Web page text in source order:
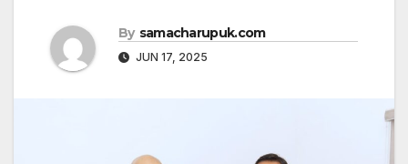
By samacharupuk.com
JUN 17, 2025